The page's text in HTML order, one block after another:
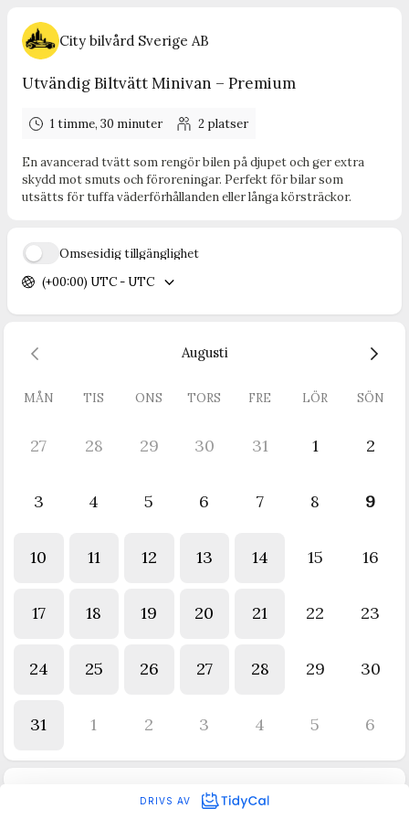
City bilvård Sverige AB
Utvändig Biltvätt Minivan – Premium
1 timme, 30 minuter 2 platser
En avancerad tvätt som rengör bilen på djupet och ger extra
skydd mot smuts och föroreningar. Perfekt för bilar som
utsätts för tuffa väderförhållanden eller långa körsträckor.
Ömsesidig tillgänglighet
(+00:00) UTC - UTC
Augusti
MÅN TIS ONS TORS FRE LÖR SÖN
27 28 29 30 31 1 2
3 4 5 6 7 8 9
10 11 12 13 14 15 16
17 18 19 20 21 22 23
24 25 26 27 28 29 30
31 1 2 3 4 5 6
DRIVS AV